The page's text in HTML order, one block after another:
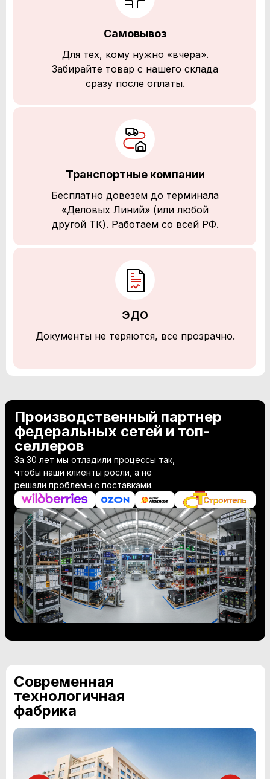
Самовывоз
Для тех, кому нужно «вчера».
Забирайте товар с нашего склада
сразу после оплаты.
Транспортные компании
Бесплатно довезем до терминала
«Деловых Линий» (или любой
другой ТК). Работаем со всей РФ.
ЭДО
Документы не теряются, все прозрачно.
Производственный партнер
федеральных сетей и топ-
селлеров
За 30 лет мы отладили процессы так,
чтобы наши клиенты росли, а не
решали проблемы с поставками.
Современная
технологичная
фабрика